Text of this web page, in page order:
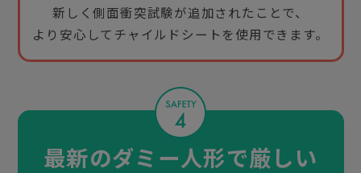
新しく側面衝突試験が追加されたことで、
より安心してチャイルドシートを使用できます。
最新のダミー人形で厳しい